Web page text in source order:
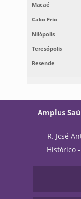
Macaé
Cabo Frio
Nilópolis
Teresópolis
Resende
Amplus
R. José
Histórico